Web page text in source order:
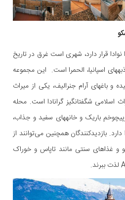
نوادا قرار دارد، شهری است غرق در تاریخ
اسپانیا، الحمرا است. این مجموعه
و باغهای آرام جنرالیف، یکی از میراث
اسلامی شگفتانگیز گرانادا است. محله
پرپیچوخم باریک و خانههای سفید و جذاب،
بازدیدکنندگان همچنین می‌توانند از
غذاهای سنتی مانند تاپاس و خوراک